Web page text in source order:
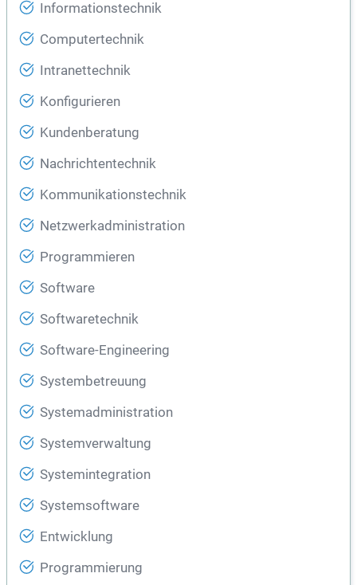
Informationstechnik
Computertechnik
Intranettechnik
Konfigurieren
Kundenberatung
Nachrichtentechnik
Kommunikationstechnik
Netzwerkadministration
Programmieren
Software
Softwaretechnik
Software-Engineering
Systembetreuung
Systemadministration
Systemverwaltung
Systemintegration
Systemsoftware
Entwicklung
Programmierung